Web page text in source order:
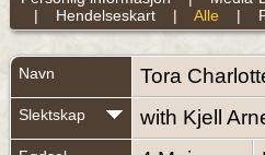
| Hendelseskart| Alle |
Navn Tora
Slektskap with Kjell